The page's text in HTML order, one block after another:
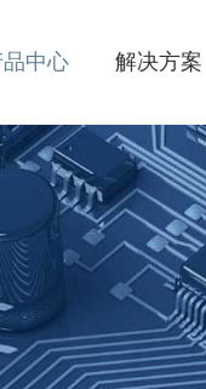
品中心 解决方案